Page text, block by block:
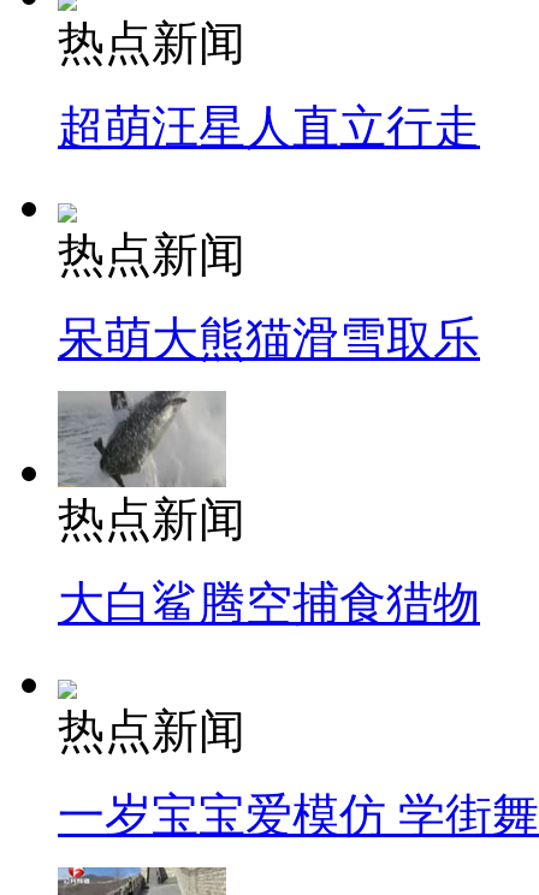
热点新闻
超萌汪星人直立行走
热点新闻
呆萌大熊猫滑雪取乐
热点新闻
大白鲨腾空捕食猎物
热点新闻
一岁宝宝爱模仿 学街